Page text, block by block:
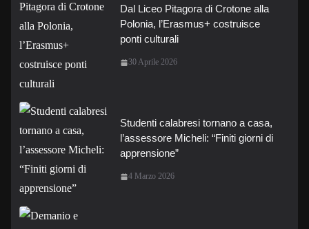
Dal Liceo Pitagora di Crotone alla
Polonia, l’Erasmus+ costruisce
ponti culturali
30 Aprile 2026
Studenti calabresi tornano a casa,
l’assessore Micheli: “Finiti giorni di
apprensione”
4 Marzo 2026